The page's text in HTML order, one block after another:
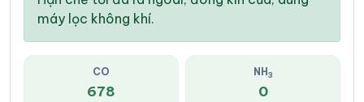
máy lọc không khí.
CO
678
NH 3
0